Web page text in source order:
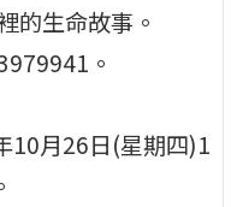
的生命故事。
。
10月26日(星期四)1